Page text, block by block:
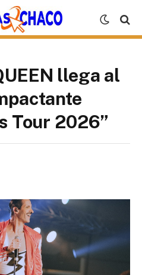
llega al
Tour 2026”